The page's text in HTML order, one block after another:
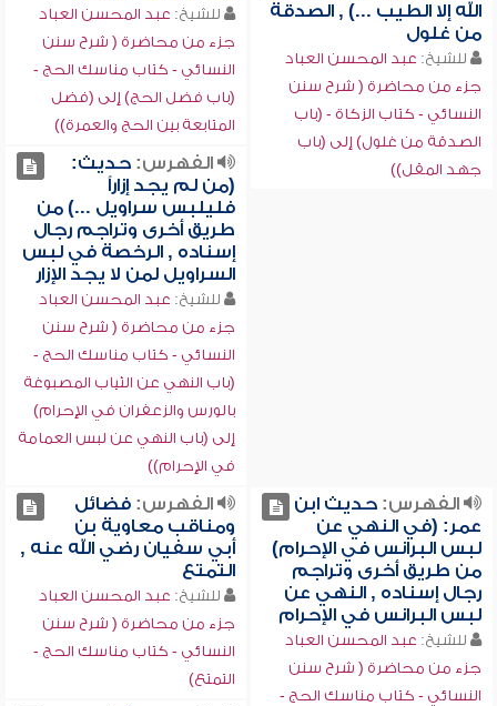
الله إلا الطيب ...) , الصدقة
من غلول
للشيخ: عبد المحسن العباد
جزء من محاضرة ( شرح سنن
النسائي - كتاب الزكاة - (باب
الصدقة من غلول) إلى (باب
جهد المقل))
للشيخ: عبد المحسن العباد
جزء من محاضرة ( شرح سنن
النسائي - كتاب مناسك الحج -
(باب فضل الحج) إلى (فضل
المتابعة بين الحج والعمرة))
الفهرس:حديث:
(من لم يجد إزاراً
فليلبس سراويل ...) من
طريق أخرى وتراجم رجال
إسناده , الرخصة في لبس
السراويل لمن لا يجد الإزار
للشيخ: عبد المحسن العباد
جزء من محاضرة ( شرح سنن
النسائي - كتاب مناسك الحج -
(باب النهي عن الثياب المصبوغة
بالورس والزعفران في الإحرام)
إلى (باب النهي عن لبس العمامة
في الإحرام))
الفهرس:حديث ابن
عمر: (في النهي عن
لبس البرانس في الإحرام)
من طريق أخرى وتراجم
رجال إسناده , النهي عن
لبس البرانس في الإحرام
للشيخ: عبد المحسن العباد
جزء من محاضرة ( شرح سنن
النسائي - كتاب مناسك الحج -
الفهرس:فضائل
ومناقب معاوية بن
أبي سفيان رضي الله عنه ,
التمتع
للشيخ: عبد المحسن العباد
جزء من محاضرة ( شرح سنن
النسائي - كتاب مناسك الحج -
التمتع)